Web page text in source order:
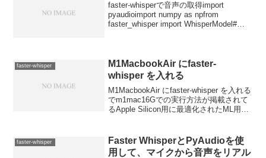
faster-whisperで音声の取得import
pyaudioimport numpy as npfrom
faster_whisper import WhisperModel#
faster-whisper
M1MacbookAir にfaster-
whisper を入れる
M1MacbookAir にfaster-whisper を入れる
でm1mac16Gでの実行方法が掲載されて
るApple Silicon用に最適化されたML用の
faster-whisper
Faster WhisperとPyAudioを使
用して、マイクから音声をリアル